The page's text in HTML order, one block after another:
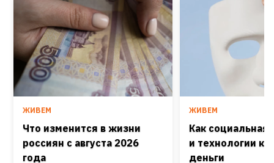
ЖИВЕМ
Что изменится в жизни
россиян с августа 2026
года
ЖИВЕМ
Как
и технологии
деньги